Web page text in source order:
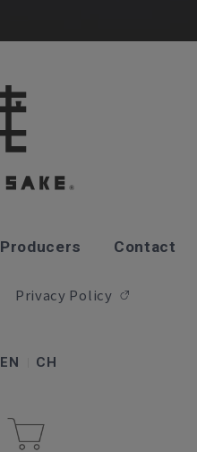
Producers Contact
Privacy Policy
EN CH